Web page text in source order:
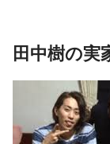
田中樹の実